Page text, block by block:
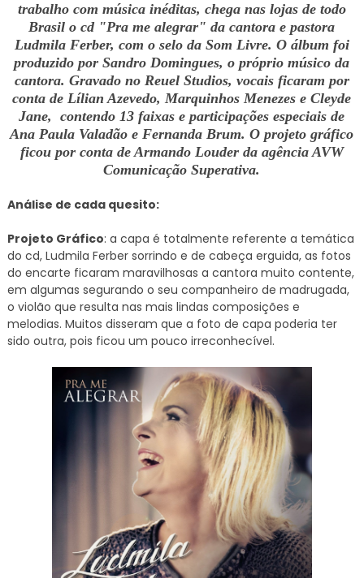
trabalho com música inéditas, chega nas lojas de todo
Brasil o cd "Pra me alegrar" da cantora e pastora
Ludmila Ferber, com o selo da Som Livre. O álbum foi
produzido por Sandro Domingues, o próprio músico da
cantora. Gravado no Reuel Studios, vocais ficaram por
conta de Lílian Azevedo, Marquinhos Menezes e Cleyde
Jane, contendo 13 faixas e participações especiais de
Ana Paula Valadão e Fernanda Brum. O projeto gráfico
ficou por conta de Armando Louder da agência AVW
Comunicação Superativa.
Análise de cada quesito:
Projeto Gráfico: a capa é totalmente referente a temática
do cd, Ludmila Ferber sorrindo e de cabeça erguida, as fotos
do encarte ficaram maravilhosas a cantora muito contente,
em algumas segurando o seu companheiro de madrugada,
o violão que resulta nas mais lindas composições e
melodias. Muitos disseram que a foto de capa poderia ter
sido outra, pois ficou um pouco irreconhecível.